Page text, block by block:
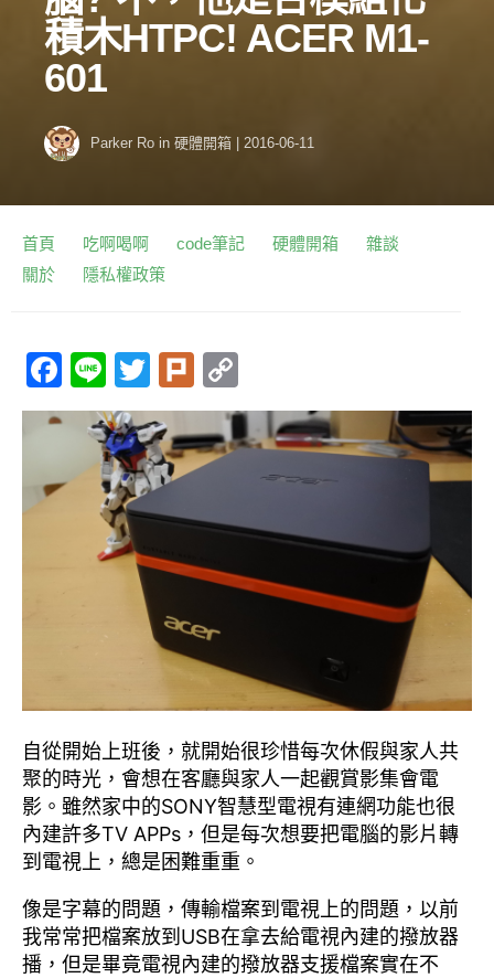
積木HTPC! ACER M1-
601
Parker Ro in 硬體開箱 2016-06-11
首頁 吃啊喝啊 code筆記 硬體開箱
雜談
關於
隱私權政策
F
a
e
Li
n
e
T
w
itt
er
Pl
ur
k
o
p
n
k
自從開始上班後，就開始很珍惜每次休假與家人共
聚的時光，會想在客廳與家人一起觀賞影集會電
影。雖然家中的SONY智慧型電視有連網功能也很
內建許多TV APPs，但是每次想要把電腦的影片轉
到電視上，總是困難重重。
像是字幕的問題，傳輸檔案到電視上的問題，以前
我常常把檔案放到USB在拿去給電視內建的撥放器
播，但是畢竟電視內建的撥放器支援檔案實在不